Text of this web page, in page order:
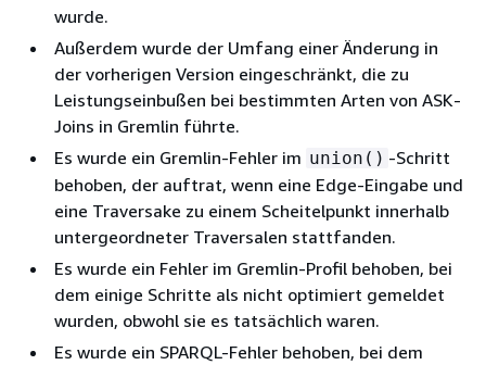
wurde.
Außerdem wurde der Umfang einer Änderung in
der vorherigen Version eingeschränkt, die zu
Leistungseinbußen bei bestimmten Arten von ASK-
Joins in Gremlin führte.
Es wurde ein Gremlin-Fehler im union() -Schritt
behoben, der auftrat, wenn eine Edge-Eingabe und
eine Traversake zu einem Scheitelpunkt innerhalb
untergeordneter Traversalen stattfanden.
Es wurde ein Fehler im Gremlin-Profil behoben, bei
dem einige Schritte als nicht optimiert gemeldet
wurden, obwohl sie es tatsächlich waren.
Es wurde ein SPARQL-Fehler behoben, bei dem